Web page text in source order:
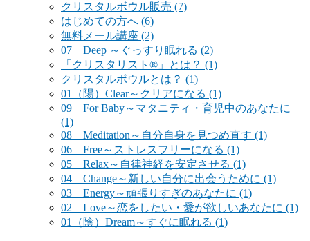
クリスタルボウル販売 (7)
はじめての方へ (6)
無料メール講座 (2)
07 Deep ～ぐっすり眠れる (2)
「クリスタリスト®」とは？ (1)
クリスタルボウルとは？ (1)
01（陽）Clear～クリアになる (1)
09 For Baby～マタニティ・育児中のあなたに
(1)
08 Meditation～自分自身を見つめ直す (1)
06 Free～ストレスフリーになる (1)
05 Relax～自律神経を安定させる (1)
04 Change～新しい自分に出会うために (1)
03 Energy～頑張りすぎのあなたに (1)
02 Love～恋をしたい・愛が欲しいあなたに (1)
01（陰）Dream～すぐに眠れる (1)